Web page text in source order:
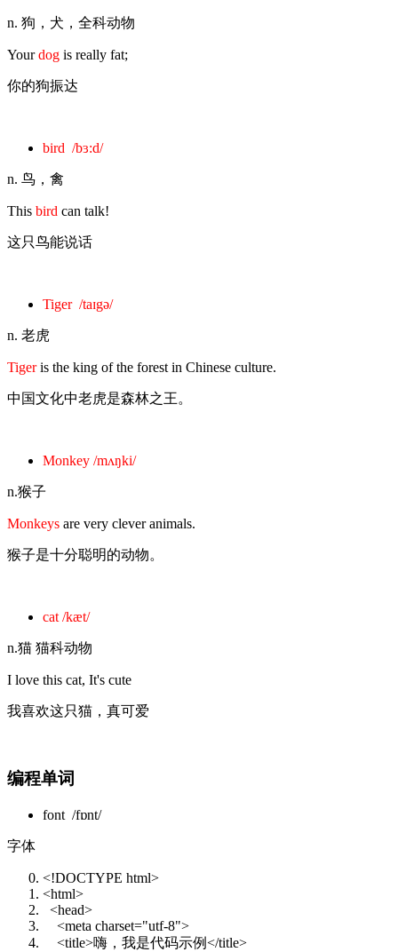
n. 狗，犬，全科动物
Yourdog is really fat;
你的狗振达
bird /bɜ:d/
n. 鸟，禽
This bird can talk!
这只鸟能说话
Tiger /taɪgə/
n. 老虎
Tigeris the king of the forest in Chinese culture.
中国文化中老虎是森林之王。
Monkey /mʌŋki/
n.猴子
Monkeys are very clever animals.
猴子是十分聪明的动物。
cat /kæt/
n.猫 猫科动物
I love this cat, It's cute
我喜欢这只猫，真可爱
编程单词
font /fɒnt/
字体
<!DOCTYPE html>
<html>
<head>
<meta charset="utf-8">
<title>嗨，我是代码示例</title>